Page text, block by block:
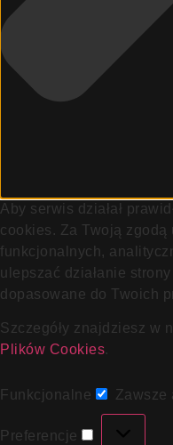
Aby serwis działał
cookies. Za Twoją zgodą
funkcjonalnych,
ulepszać działanie
dopasowane do Twoich
Szczegóły znajdziesz w
Plików Cookies.
Funkcjonalne Zawsze
Preferencje